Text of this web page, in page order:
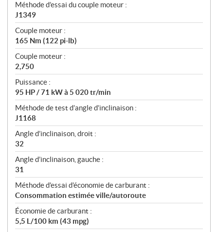
Méthode d’essai du couple moteur :
J1349
Couple moteur :
165 Nm (122 pi-lb)
Couple moteur :
2,750
Puissance :
95 HP / 71 kW à 5 020 tr/min
Méthode de test d’angle d’inclinaison :
J1168
Angle d’inclinaison, droit :
32
Angle d’inclinaison, gauche :
31
Méthode d’essai d’économie de carburant :
Consommation estimée ville/autoroute
Économie de carburant :
5,5 L/100 km (43 mpg)